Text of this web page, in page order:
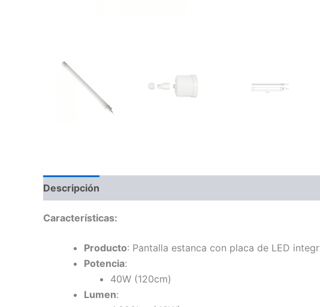
Descripción
Características:
Producto: Pantalla estanca con placa de LED
Potencia:
40W (120cm)
Lumen: